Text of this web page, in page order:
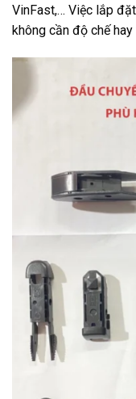
VinFast,… Việc lắp
không cần độ chế